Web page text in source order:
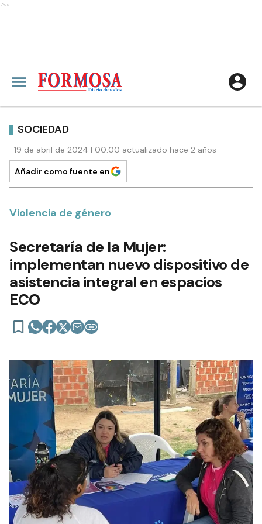
Ads
SOCIEDAD
19 de abril de 2024 | 00:00 actualizado hace 2 años
Añadir como fuente en
Violencia de género
Secretaría de la Mujer:
implementan nuevo dispositivo de
asistencia integral en espacios
ECO